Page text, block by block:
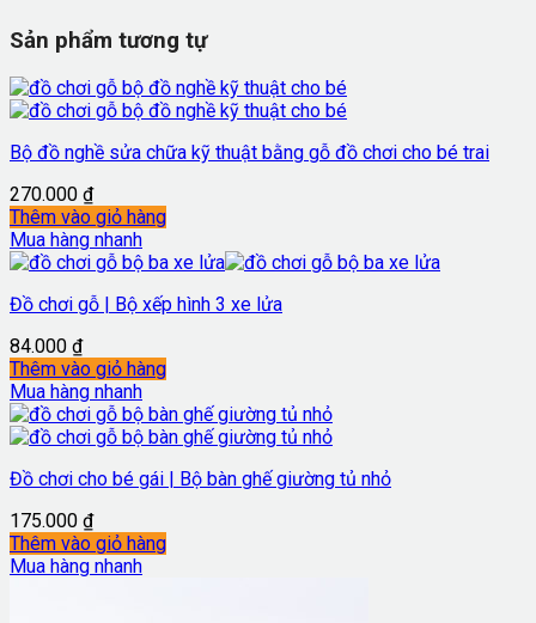
Sản phẩm tương tự
Bộ đồ nghề sửa chữa kỹ thuật bằng gỗ đồ chơi cho bé trai
270.000 ₫
Thêm vào giỏ hàng
Mua hàng nhanh
Đồ chơi gỗ | Bộ xếp hình 3 xe lửa
84.000 ₫
Thêm vào giỏ hàng
Mua hàng nhanh
Đồ chơi cho bé gái | Bộ bàn ghế giường tủ nhỏ
175.000 ₫
Thêm vào giỏ hàng
Mua hàng nhanh